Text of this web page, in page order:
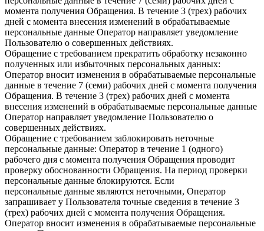
момента получения Обращения. В течение 3 (трех) рабочих
дней с момента внесения изменений в обрабатываемые
персональные данные Оператор направляет уведомление
Пользователю о совершенных действиях.
Обращение с требованием прекратить обработку незаконно
полученных или избыточных персональных данных:
Оператор вносит изменения в обрабатываемые персональные
данные в течение 7 (семи) рабочих дней с момента получения
Обращения. В течение 3 (трех) рабочих дней с момента
внесения изменений в обрабатываемые персональные данные
Оператор направляет уведомление Пользователю о
совершенных действиях.
Обращение с требованием заблокировать неточные
персональные данные: Оператор в течение 1 (одного)
рабочего дня с момента получения Обращения проводит
проверку обоснованности Обращения. На период проверки
персональные данные блокируются. Если
персональные данные являются неточными, Оператор
запрашивает у Пользователя точные сведения в течение 3
(трех) рабочих дней с момента получения Обращения.
Оператор вносит изменения в обрабатываемые персональные